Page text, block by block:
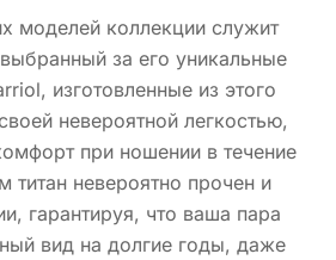
моделей коллекции служит
за его уникальные
изготовленные из этого
невероятной легкостью,
при ношении в течение
титан невероятно прочен и
гарантируя, что ваша пара
вид на долгие годы, даже